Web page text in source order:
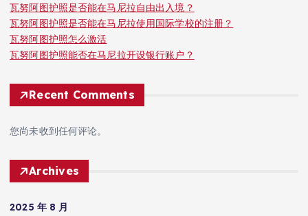
瓦努阿图护照是否能在马尼拉自由出入境？
瓦努阿图护照是否能在马尼拉使用国际学校的注册？
瓦努阿图护照怎么激活
瓦努阿图护照能否在马尼拉开设银行账户？
Recent Comments
您尚未收到任何评论。
Archives
2025 年 8 月